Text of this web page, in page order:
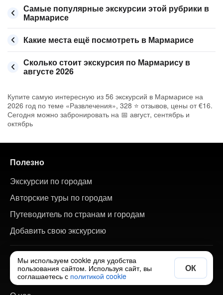
Самые популярные экскурсии этой рубрики в
Мармарисе
Какие места ещё посмотреть в Мармарисе
Сколько стоит экскурсия по Мармарису в
августе 2026
Купите самую интересную из 56 экскурсий в Мармарисе на
2026 год по теме «Развлечения», 328 ⭐ отзывов, цены от €16.
Сегодня можно забронировать на 📅 август, сентябрь и
октябрь
Полезно
Экскурсии по городам
Авторские туры по городам
Путеводитель по странам и городам
Добавить свою экскурсию
О сайте
Ответы на вопросы
Мы используем cookie для удобства
пользования сайтом. Используя сайт, вы
соглашаетесь с политикой cookie
ОК